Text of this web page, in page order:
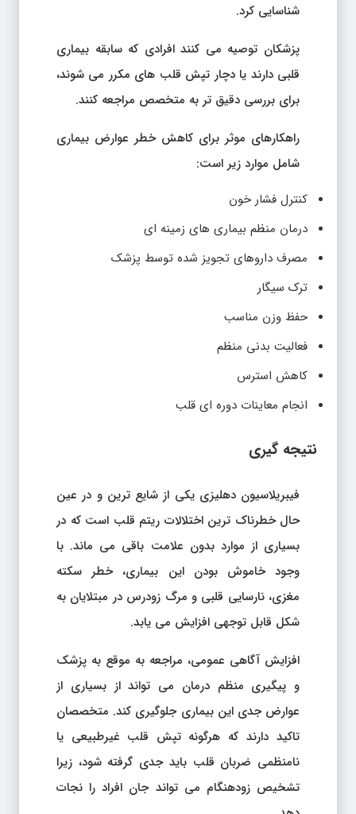
شناسایی کرد.
پزشکان توصیه می کنند افرادی که سابقه بیماری
قلبی دارند یا دچار تپش قلب های مکرر می شوند،
برای بررسی دقیق تر به متخصص مراجعه کنند.
راهکارهای موثر برای کاهش خطر عوارض بیماری
شامل موارد زیر است:
کنترل فشار خون
درمان منظم بیماری های زمینه ای
مصرف داروهای تجویز شده توسط پزشک
ترک سیگار
حفظ وزن مناسب
فعالیت بدنی منظم
کاهش استرس
انجام معاینات دوره ای قلب
نتیجه گیری
فیبریلاسیون دهلیزی یکی از شایع ترین و در عین
حال خطرناک ترین اختلالات ریتم قلب است که در
بسیاری از موارد بدون علامت باقی می ماند. با
وجود خاموش بودن این بیماری، خطر سکته
مغزی، نارسایی قلبی و مرگ زودرس در مبتلایان به
شکل قابل توجهی افزایش می یابد.
افزایش آگاهی عمومی، مراجعه به موقع به پزشک
و پیگیری منظم درمان می تواند از بسیاری از
عوارض جدی این بیماری جلوگیری کند. متخصصان
تاکید دارند که هرگونه تپش قلب غیرطبیعی یا
نامنظمی ضربان قلب باید جدی گرفته شود، زیرا
تشخیص زودهنگام می تواند جان افراد را نجات